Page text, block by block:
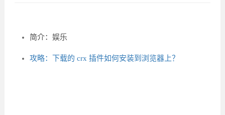
简介：娱乐
攻略：下载的 crx 插件如何安装到浏览器上？